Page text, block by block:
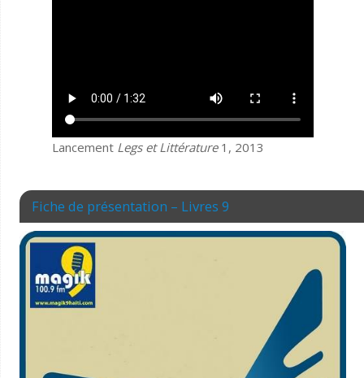
Lancement Legs et Littérature1, 2013
Fiche de présentation – Livres 9